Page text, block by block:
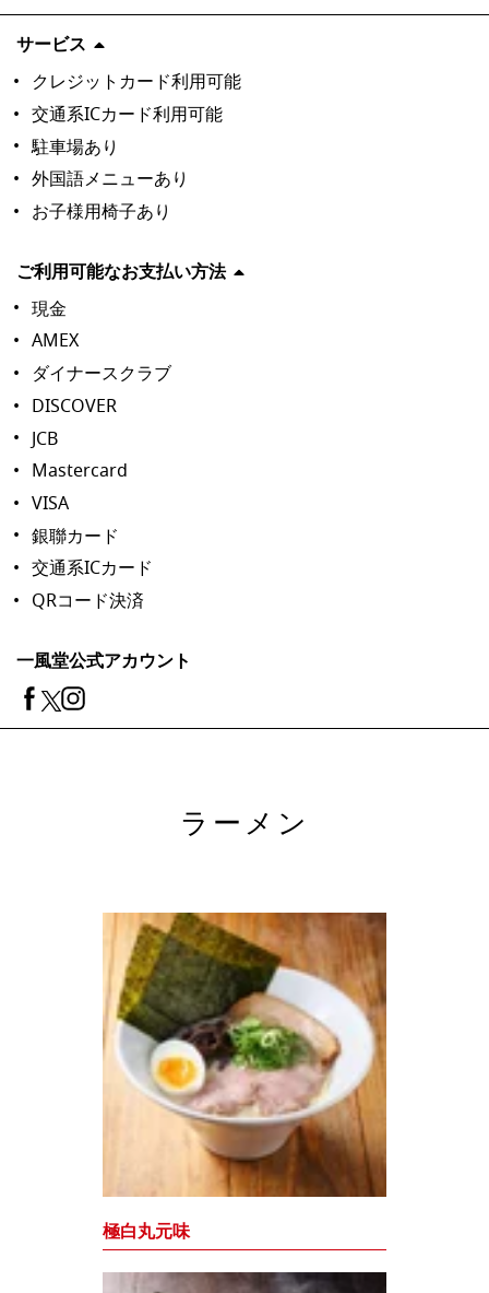
サービス
クレジットカード利用可能
交通系ICカード利用可能
駐車場あり
外国語メニューあり
お子様用椅子あり
ご利用可能なお支払い方法
現金
AMEX
ダイナースクラブ
DISCOVER
JCB
Mastercard
VISA
銀聯カード
交通系ICカード
QRコード決済
一風堂公式アカウント
ラーメン
極白丸元味